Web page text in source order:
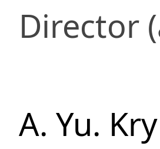
Director
A. Yu.